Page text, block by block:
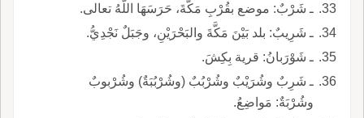
ـ شَرْبٌ: موضع بقُرْبِ مَكَّةَ، حَرَسَهَا اللَّهُ تعالى.
ـ شَرِيبٌ: بلد بَيْنَ مَكَّةَ والبَحْرَيْنِ، وجَبَلٌ نَجْدِيُّ.
ـ شَوْرَبانُ: قرية بِكِشَ.
ـ شَرِبٌ وشُرَيْبٌ وشُرْبُبٌ (وشُرْبُبَةٌ) وشُرْبوبٌ
وشُرْبَةٌ: مَواضِعُ.